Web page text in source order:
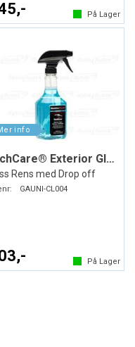
På Lager
TechCare® Exterior Glass Cleaner
Rens med Drop off
GAUNI-CL004
På Lager